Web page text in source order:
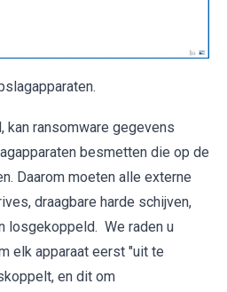
kan ransomware gegevens
besmetten die op de
Daarom moeten alle externe
draagbare harde schijven,
losgekoppeld. We raden u
elk apparaat eerst "uit te
en dit om